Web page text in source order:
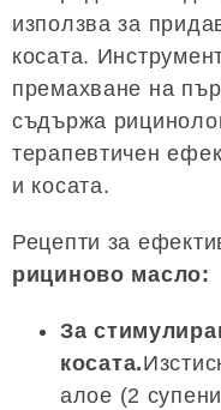
използва за
косата.
премахване на
съдържа
терапевтичен
и косата.
Рецепти за
рициново масло:
За
косата.
алое (2